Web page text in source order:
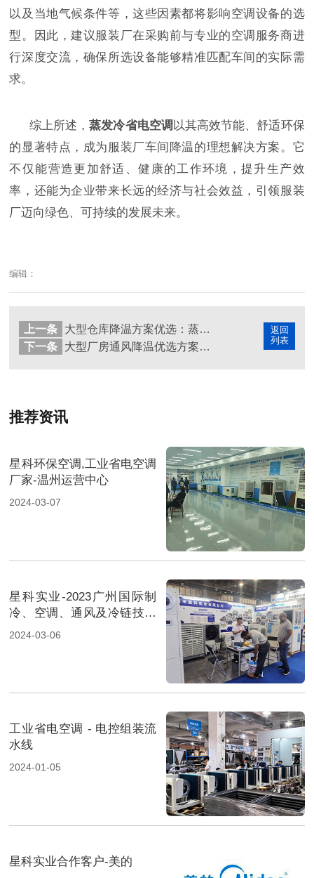
以及当地气候条件等，这些因素都将影响空调设备的选
型。因此，建议服装厂在采购前与专业的空调服务商进
行深度交流，确保所选设备能够精准匹配车间的实际需
求。
综上所述，蒸发冷省电空调以其高效节能、舒适环保
的显著特点，成为服装厂车间降温的理想解决方案。它
不仅能营造更加舒适、健康的工作环境，提升生产效
率，还能为企业带来长远的经济与社会效益，引领服装
厂迈向绿色、可持续的发展未来。
编辑：
返回
列表
上一条
大型仓库降温方案优选：蒸发冷省电空调高效节能
下一条
大型厂房通风降温优选方案：蒸发冷省电与环保空调
推荐资讯
星科环保空调,工业省电空调
厂家-温州运营中心
2024-03-07
星科实业-2023广州国际制
冷、空调、通风及冷链技术
展览会-2
2024-03-06
工业省电空调 - 电控组装流
水线
2024-01-05
星科实业合作客户-美的